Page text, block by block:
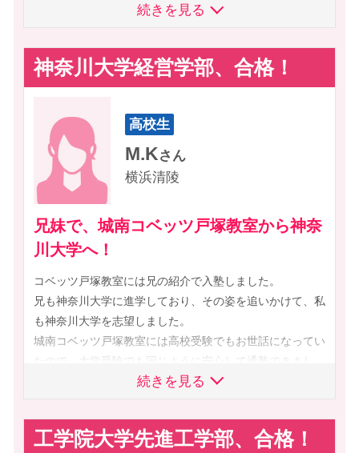
目白大学-経営
目白大学-心理
横浜商科大学-商
横浜創英大学-看護
立教大学-文
和光大学-現代人間
目標とし、テスト期間は朝から晩までひたすら勉強しまし
テスト当日は朝４時前から勉強していたため、本当に大変
でした。
合格した時は、今までの様々なプレッシャーから解放され
城南コベッツ戸塚教室に通って良かったことは、講師の皆
さんが親身になって分かりやすく指導してくださること
や、塾長が面談の時に進路についてよく考えてくださるこ
とです。
した。
これから指定校推薦で受験しようと思っている高校生に１
「継続は力なり」
この言葉に尽きると思います。
１つ１つのテストにしっかり気を抜かず、頑張ってほしい
です。
続きを見る
神奈川大学経営学部、合格！
高校生
M.Kさん
横浜清陵
兄妹で、城南コベッツ戸塚教室から神奈
川大学へ！
コベッツ戸塚教室には兄の紹介で入塾しました。
兄も神奈川大学に進学しており、その姿を追いかけて、私
も神奈川大学を志望しました。
城南コベッツ戸塚教室には高校受験でもお世話になってい
たので、大学受験でも同じように安心して通塾できまし
を利用しながら、個別指導でも様々なアドバイスを頂きま
した。
続きを見る
工学院大学先進工学部、合格！
ことで、テストで補習を免れ、無事に3年生になることができ
進級後は文系選択のため、学校での数学の授業はなくなりま
したが、成績を少しでも上げるため、英語と古典の週2回の通
そして、3年生の夏頃、自分の好きな国語や高校3年間の活動
を活かすことができる総合型入試で日本女子大文学部を受験
することに決めました。
総合型選抜の一次試験では、書類選考で事前課題があったた
め、個別指導で添削をしてもらいました。誤字脱字等の間違
えている部分の訂正だけではなく、自分の文章や意見を否定
することなく掘り下げるような質問を繰り返し、指導に当た
ってくださったことで、楽しみながらより知見の深まった課
題を仕上げることが出来ました。
二次試験の古文読解でも、城南コベッツに通った甲斐があ
り、落ち着いて受験することができました。
もし、総合型選抜で不合格となったら、公募制推薦で同じ大
学・学部を受験するつもりでいましたが、公募型推薦は国語
の評定が4.0以上でないと受験できませんでした。
理でも公募型が受験できる...！」という心に余裕のある状態
続きを見る